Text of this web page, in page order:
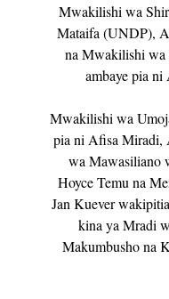
Mwakilishi wa
Mataifa (UNDP),
na Mwakilishi
ambaye pia
Mwakilishi wa
pia ni Afisa Miradi,
wa Mawasiliano
Hoyce Temu na
Jan Kuever
kina ya Mradi
Makumbusho na